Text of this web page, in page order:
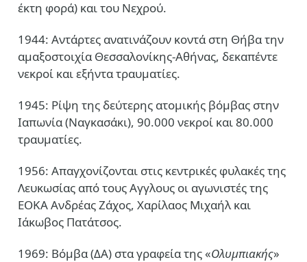
έκτη φορά) και του Νεχρού.
1944: Αντάρτες ανατινάζουν κοντά στη Θήβα την
αμαξοστοιχία Θεσσαλονίκης-Αθήνας, δεκαπέντε
νεκροί και εξήντα τραυματίες.
1945: Ρίψη της δεύτερης ατομικής βόμβας στην
Ιαπωνία (Ναγκασάκι), 90.000 νεκροί και 80.000
τραυματίες.
1956: Απαγχονίζονται στις κεντρικές φυλακές της
Λευκωσίας από τους Αγγλους οι αγωνιστές της
ΕΟΚΑ Ανδρέας Ζάχος, Χαρίλαος Μιχαήλ και
Ιάκωβος Πατάτσος.
1969: Βόμβα (ΔΑ) στα γραφεία της «Ολυμπιακής»